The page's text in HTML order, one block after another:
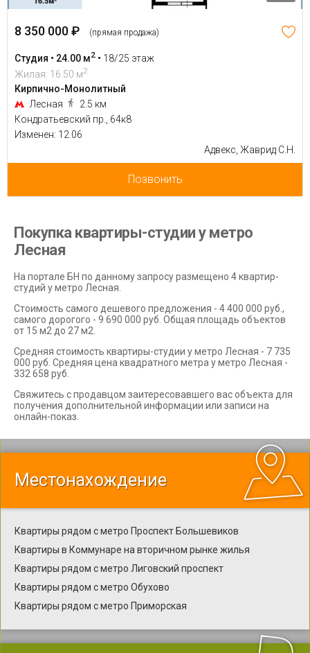
8 350 000 ₽ (прямая продажа)
Студия • 24.00 м2 • 18/25 этаж
Жилая: 16.50 м2
Кирпично-Монолитный
Лесная
2.5 км
Кондратьевский пр., 64к8
Изменен: 12.06
Адвекс, Жаврид С.Н.
Позвонить
Покупка квартиры-студии у метро
Лесная
На портале БН по данному запросу размещено 4 квартир-
студий у метро Лесная.
Стоимость самого дешевого предложения - 4 400 000 руб.,
самого дорогого - 9 690 000 руб. Общая площадь объектов
от 15 м2 до 27 м2.
Средняя стоимость квартиры-студии у метро Лесная - 7 735
000 руб. Средняя цена квадратного метра у метро Лесная -
332 658 руб.
Свяжитесь с продавцом заитересовавшего вас объекта для
получения дополнительной информации или записи на
онлайн-показ.
Местонахождение
Квартиры рядом с метро Проспект Большевиков
Квартиры в Коммунаре на вторичном рынке жилья
Квартиры рядом с метро Лиговский проспект
Квартиры рядом с метро Обухово
Квартиры рядом с метро Приморская